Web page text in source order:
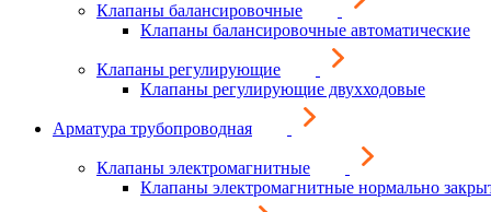
Клапаны балансировочные
Клапаны балансировочные автоматические
Клапаны регулирующие
Клапаны регулирующие двухходовые
Арматура трубопроводная
Клапаны электромагнитные
Клапаны электромагнитные нормально